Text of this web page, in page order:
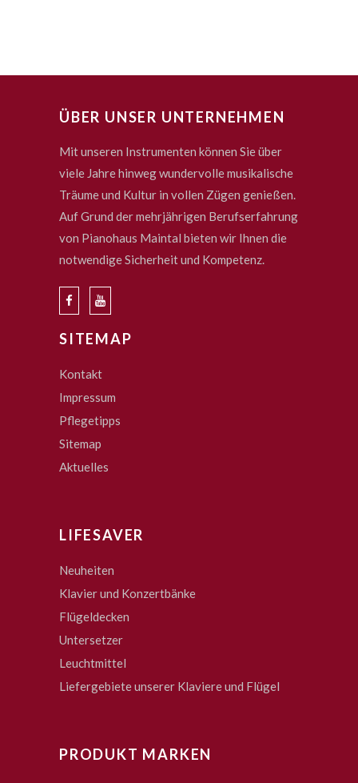
ÜBER UNSER UNTERNEHMEN
Mit unseren Instrumenten können Sie über
viele Jahre hinweg wundervolle musikalische
Träume und Kultur in vollen Zügen genießen.
Auf Grund der mehrjährigen Berufserfahrung
von Pianohaus Maintal bieten wir Ihnen die
notwendige Sicherheit und Kompetenz.
SITEMAP
Kontakt
Impressum
Pflegetipps
Sitemap
Aktuelles
LIFESAVER
Neuheiten
Klavier und Konzertbänke
Flügeldecken
Untersetzer
Leuchtmittel
Liefergebiete unserer Klaviere und Flügel
PRODUKT MARKEN